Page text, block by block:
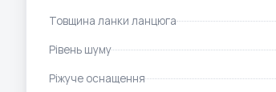
Товщина ланки ланцюга
Рівень шуму
Ріжуче оснащення